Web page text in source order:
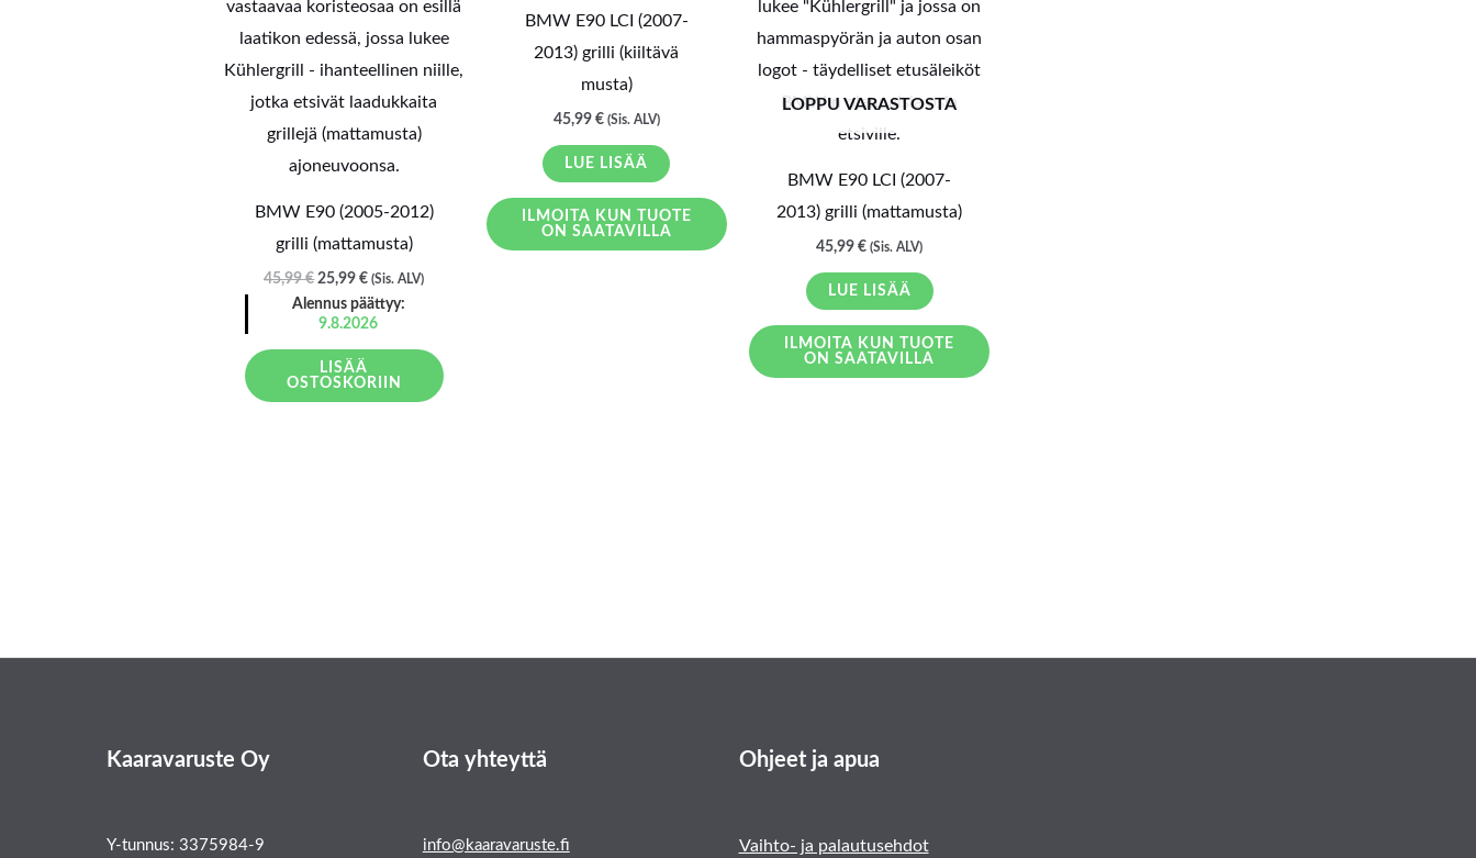
BMW E90 (2005-2012)
grilli (mattamusta)
45,99€ 25,99€ (Sis. ALV)
Alennus päättyy:
9.8.2026
LISÄÄ
OSTOSKORIIN
BMW E90 LCI (2007-
2013) grilli (kiiltävä
musta)
45,99 € (Sis. ALV)
LUE LISÄÄ
ILMOITA KUN TUOTE
ON SAATAVILLA
LOPPU VARASTOSTA
BMW E90 LCI (2007-
2013) grilli (mattamusta)
45,99€ (Sis. ALV)
LUE LISÄÄ
ILMOITA KUN TUOTE
ON SAATAVILLA
Kaaravaruste Oy
Y-tunnus: 3375984-9
Ota yhteyttä
info@kaaravaruste.fi
Ohjeet ja apua
Vaihto- ja palautusehdot